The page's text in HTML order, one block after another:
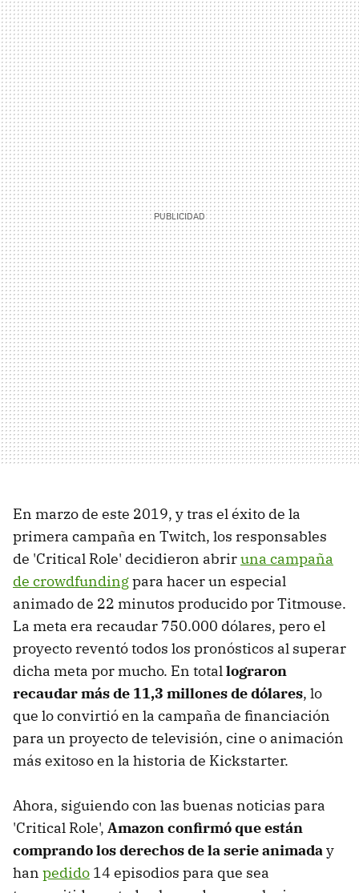
En marzo de este 2019, y tras el éxito de la
primera campaña en Twitch, los responsables
de 'Critical Role' decidieron abriruna campaña
de crowdfundingpara hacer un especial
animado de 22 minutos producido por Titmouse.
La meta era recaudar 750.000 dólares, pero el
proyecto reventó todos los pronósticos al superar
dicha meta por mucho. En totallograron
recaudar más de 11,3 millones de dólares, lo
que lo convirtió en la campaña de financiación
para un proyecto de televisión, cine o animación
más exitoso en la historia de Kickstarter.
Ahora, siguiendo con las buenas noticias para
'Critical Role', Amazon confirmó que están
comprando los derechos de la serie animaday
han pedido 14 episodios para que sea